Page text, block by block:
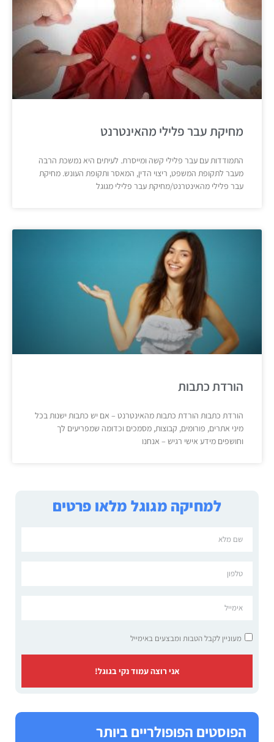
למחיקה מגוגל מלאו פרטים
מעוניין לקבל הטבות ומבצעים באימייל
אני רוצה עמוד נקי בגוגל!
הפוסטים הפופולריים ביותר
מחיקת עבר פלילי מהאינטרנט
התמודדות עם עבר פלילי קשה ומייסרת. לעיתים היא נמשכת הרבה
מעבר לתקופת המשפט, ריצוי הדין, המאסר ותקופת העונש. מחיקת
עבר פלילי מהאינטרנט/מחיקת עבר פלילי מגוגל
הורדת כתבות
הורדת כתבות הורדת כתבות מהאינטרנט – אם יש כתבות ישנות בכל
מיני אתרים, פורומים, קבוצות, מסמכים וכדומה שמפריעים לך
וחושפים מידע אישי רגיש – אנחנו